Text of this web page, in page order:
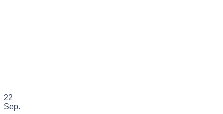
22
Sep.